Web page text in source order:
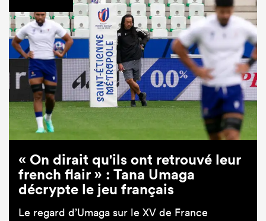
« On dirait qu'ils ont retrouvé leur
french flair » : Tana Umaga
décrypte le jeu français
Le regard d’Umaga sur le XV de France